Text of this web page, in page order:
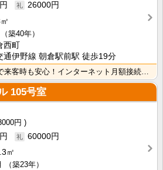
26000円
（築40年）
西町
通伊野線 朝倉駅前駅 徒歩19分
105号室
円
60000円
㎡
（築23年）